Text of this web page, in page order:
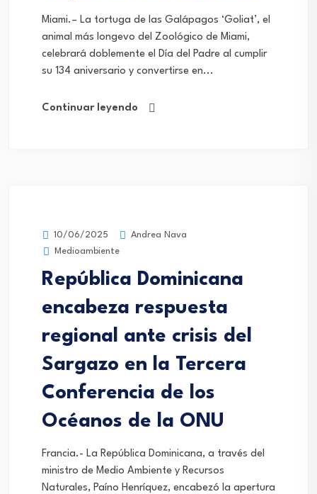
Miami.– La tortuga de las Galápagos ‘Goliat’, el
animal más longevo del Zoológico de Miami,
celebrará doblemente el Día del Padre al cumplir
su 134 aniversario y convertirse en...
Continuar leyendo
10/06/2025
Andrea Nava
Medioambiente
República Dominicana
encabeza respuesta
regional ante crisis del
Sargazo en la Tercera
Conferencia de los
Océanos de la ONU
Francia.- La República Dominicana, a través del
ministro de Medio Ambiente y Recursos
Naturales, Paíno Henríquez, encabezó la apertura